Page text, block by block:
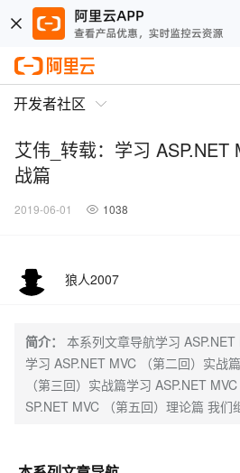
开发者社区
艾伟_转载：学习 ASP.NET
战篇
2019-06-01 1038
狼人2007
简介：
本系列文章导航学习
学习 ASP.NET MVC （第二回）实战
（第三回）实战篇学习 ASP.NET
SP.NET MVC （第五回）理论篇 我们